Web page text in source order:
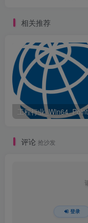
相关推荐
评论 抢沙发
登录